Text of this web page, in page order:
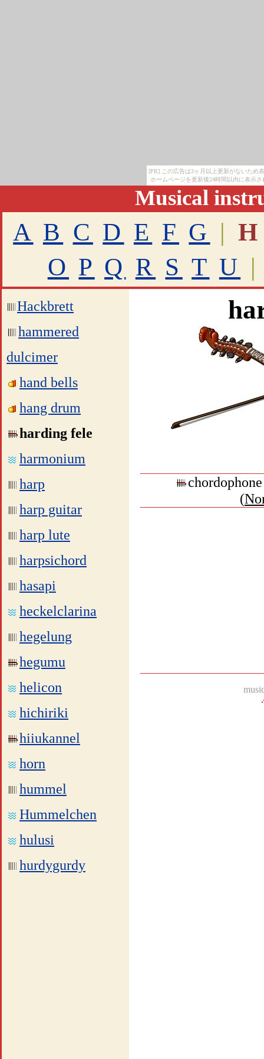
[PR] この広告は3ヶ月以上更新がないため
ホームページを更新後24時間以内に表示
Musical
A B C D E F G | H
O P Q R S T U |
Hackbrett
hammered
dulcimer
hand bells
hang drum
harding fele
harmonium
harp
harp guitar
harp lute
harpsichord
hasapi
heckelclarina
hegelung
hegumu
helicon
hichiriki
hiiukannel
horn
hummel
Hummelchen
hulusi
hurdygurdy
(